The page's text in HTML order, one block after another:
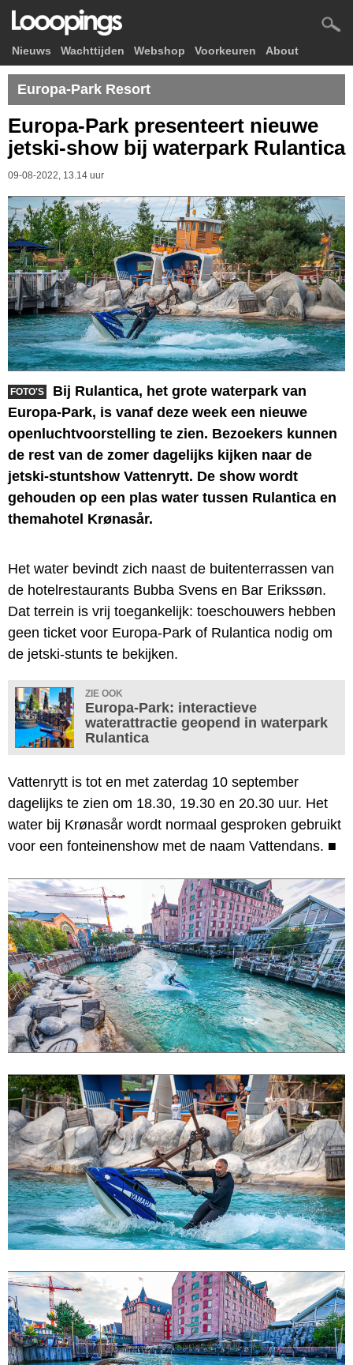
Nieuws Wachttijden Webshop Voorkeuren About
Europa-Park Resort
Europa-Park presenteert nieuwe
jetski-show bij waterpark Rulantica
09-08-2022, 13.14 uur
FOTO'S
Bij Rulantica, het grote waterpark van
Europa-Park, is vanaf deze week een nieuwe
openluchtvoorstelling te zien. Bezoekers kunnen
de rest van de zomer dagelijks kijken naar de
jetski-stuntshow Vattenrytt. De show wordt
gehouden op een plas water tussen Rulantica en
themahotel Krønasår.
Het water bevindt zich naast de buitenterrassen van
de hotelrestaurants Bubba Svens en Bar Erikssøn.
Dat terrein is vrij toegankelijk: toeschouwers hebben
geen ticket voor Europa-Park of Rulantica nodig om
de jetski-stunts te bekijken.
ZIE OOK
Europa-Park: interactieve
waterattractie geopend in waterpark
Rulantica
Vattenrytt is tot en met zaterdag 10 september
dagelijks te zien om 18.30, 19.30 en 20.30 uur. Het
water bij Krønasår wordt normaal gesproken gebruikt
voor een fonteinenshow met de naam Vattendans. ■